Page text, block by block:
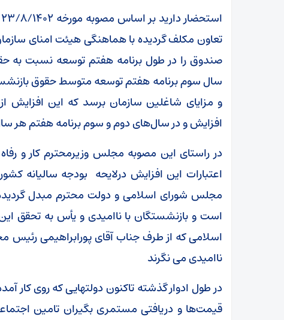
تعاون مکلف گردیده با هماهنگی هیئت امنای
صندوق را در طول برنامه هفتم توسعه نسبت به
افزایش و در سال‌های دوم و سوم برنامه هفتم هر سال به میزان ۳۰
در راستای این مصوبه مجلس وزیرمحترم کار و
اعتبارات این افزایش درلایحه بودجه سالیانه
مجلس شورای اسلامی و دولت محترم مبدل گردیده
است و بازنشستگان با ناامیدی و یأس به تحقق
اسلامی که از طرف جناب آقای پورابراهیمی
ناامیدی می نگرند
در طول ادوار گذشته تاکنون دولتهایی که روی کار
قیمت‌ها و دریافتی مستمری بگیران تامین